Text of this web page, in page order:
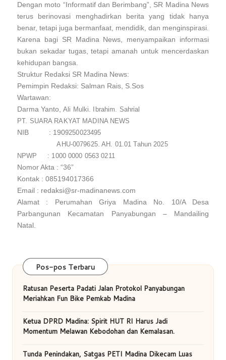
Dengan moto “Informatif dan Berimbang”, SR Madina News
terus berinovasi menghadirkan berita yang tidak hanya
benar, tetapi juga bermanfaat, mendidik, dan menginspirasi.
Karena bagi SR Madina News, menyampaikan informasi
bukan sekadar tugas, tetapi amanah untuk mencerdaskan
kehidupan bangsa.
Struktur Redaksi SR Madina News:
Pemimpin Redaksi: Salman Rais, S.Sos
Wartawan:
Darma Yanto, Ali Mulki. Ibrahim. Sahrial
PT. SUARA RAKYAT MADINA NEWS
NIB : 1909250023495
AHU-0079625. AH. 01.01 Tahun 2025
NPWP : 1000 0000 0563 0211
Nomor Akta : “36”
Kontak : 085194017366
Email : redaksi@sr-madinanews.com
Alamat : Perumahan Griya Madina No. 10/A Desa
Parbangunan Kecamatan Panyabungan – Mandailing
Natal.
Pos-pos Terbaru
Ratusan Peserta Padati Jalan Protokol Panyabungan
Meriahkan Fun Bike Pemkab Madina
Ketua DPRD Madina: Spirit HUT RI Harus Jadi
Momentum Melawan Kebodohan dan Kemalasan.
Tunda Penindakan, Satgas PETI Madina Dikecam Luas